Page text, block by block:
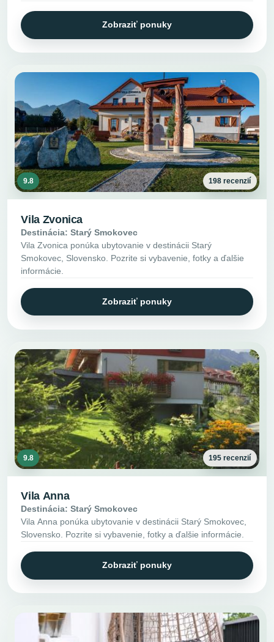
Zobraziť ponuky
9.8 198 recenzií
Vila Zvonica
Destinácia: Starý Smokovec
Vila Zvonica ponúka ubytovanie v destinácii Starý
Smokovec, Slovensko. Pozrite si vybavenie, fotky a ďalšie
informácie.
Zobraziť ponuky
9.8 195 recenzií
Vila Anna
Destinácia: Starý Smokovec
Vila Anna ponúka ubytovanie v destinácii Starý Smokovec,
Slovensko. Pozrite si vybavenie, fotky a ďalšie informácie.
Zobraziť ponuky